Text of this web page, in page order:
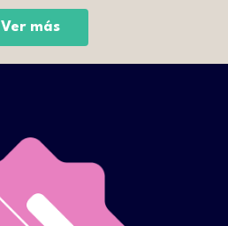
Ver más